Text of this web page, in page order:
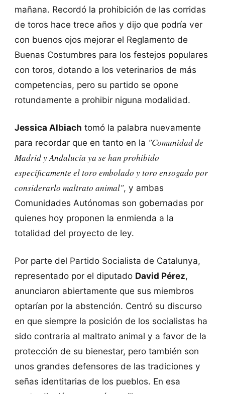
mañana. Recordó la prohibición de las corridas
de toros hace trece años y dijo que podría ver
con buenos ojos mejorar el Reglamento de
Buenas Costumbres para los festejos populares
con toros, dotando a los veterinarios de más
competencias, pero su partido se opone
rotundamente a prohibir niguna modalidad.
Jessica Albiach tomó la palabra nuevamente
para recordar que en tanto en la "Comunidad de
Madrid y Andalucía ya se han prohibido
específicamente el toro embolado y toro ensogado por
considerarlo maltrato animal", y ambas
Comunidades Autónomas son gobernadas por
quienes hoy proponen la enmienda a la
totalidad del proyecto de ley.
Por parte del Partido Socialista de Catalunya,
representado por el diputado David Pérez,
anunciaron abiertamente que sus miembros
optarían por la abstención. Centró su discurso
en que siempre la posición de los socialistas ha
sido contraria al maltrato animal y a favor de la
protección de su bienestar, pero también son
unos grandes defensores de las tradiciones y
señas identitarias de los pueblos. En esa